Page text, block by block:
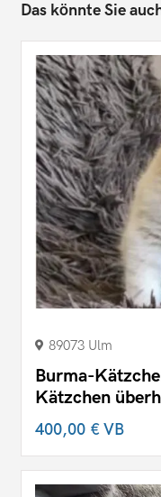
Das könnte Sie
89073 Ulm
Burma-
Kätzchen
400,00 €VB